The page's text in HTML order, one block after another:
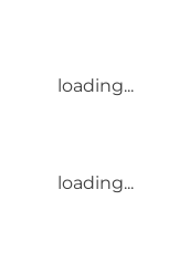
loading...
loading...